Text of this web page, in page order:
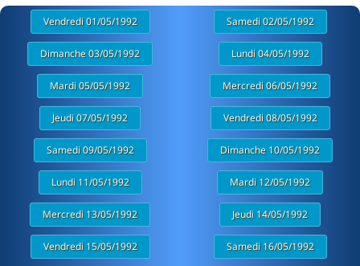
Vendredi 01/05/1992 Samedi 02/05/1992
Dimanche 03/05/1992 Lundi 04/05/1992
Mardi 05/05/1992 Mercredi 06/05/1992
Jeudi 07/05/1992 Vendredi 08/05/1992
Samedi 09/05/1992 Dimanche 10/05/1992
Lundi 11/05/1992 Mardi 12/05/1992
Mercredi 13/05/1992 Jeudi 14/05/1992
Vendredi 15/05/1992 Samedi 16/05/1992